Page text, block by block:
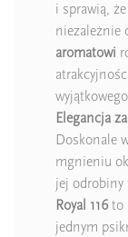
i sprawią,
niezależnie
aromatowi
Elegancja
Doskonale
mgnieniu
jej odrobiny
Royal 116to
jednym